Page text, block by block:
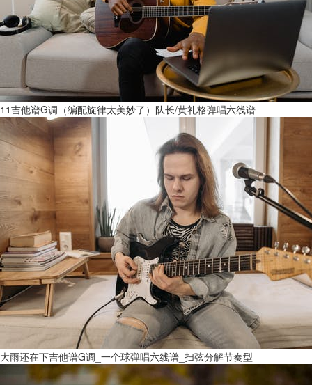
11吉他谱G调（编配旋律太美妙了）队长/黄礼格弹唱六线谱
大雨还在下吉他谱G调_一个球弹唱六线谱_扫弦分解节奏型